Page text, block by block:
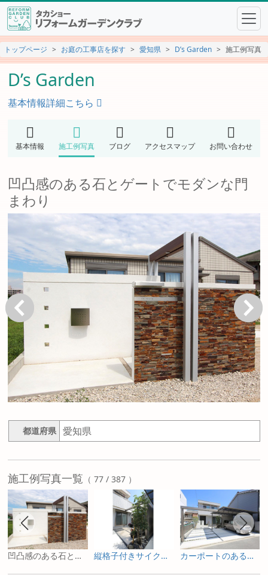
トップページ お庭の工事店を探す 愛知県 D’s Garden 施工例写真
D’s Garden
基本情報詳細こちら
基本情報 施工例写真 ブログ アクセスマップ お問い合わせ
凹凸感のある石とゲートでモダンな門
まわり
戻る 次へ
都道府県 愛知県
施工例写真一覧 （ 77 / 387 ）
凹凸感のある石とゲートでモダンな門まわり 縦格子付きサイクルポート カーポートのあるシンプルモダン外構